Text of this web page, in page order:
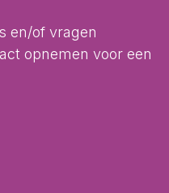
en/of vragen
opnemen voor een